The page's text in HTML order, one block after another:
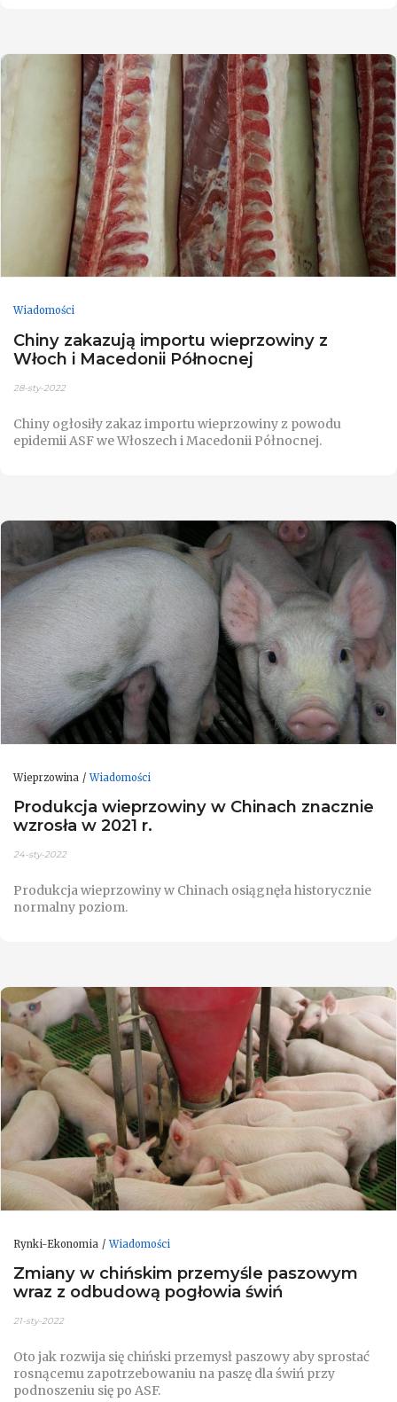
Wiadomości
Chiny zakazują importu wieprzowiny z
Włoch i Macedonii Północnej
28-sty-2022
Chiny ogłosiły zakaz importu wieprzowiny z powodu
epidemii ASF we Włoszech i Macedonii Północnej.
Wieprzowina Wiadomości
Produkcja wieprzowiny w Chinach znacznie
wzrosła w 2021 r.
24-sty-2022
Produkcja wieprzowiny w Chinach osiągnęła historycznie
normalny poziom.
Rynki-Ekonomia Wiadomości
Zmiany w chińskim przemyśle paszowym
wraz z odbudową pogłowia świń
21-sty-2022
Oto jak rozwija się chiński przemysł paszowy aby sprostać
rosnącemu zapotrzebowaniu na paszę dla świń przy
podnoszeniu się po ASF.